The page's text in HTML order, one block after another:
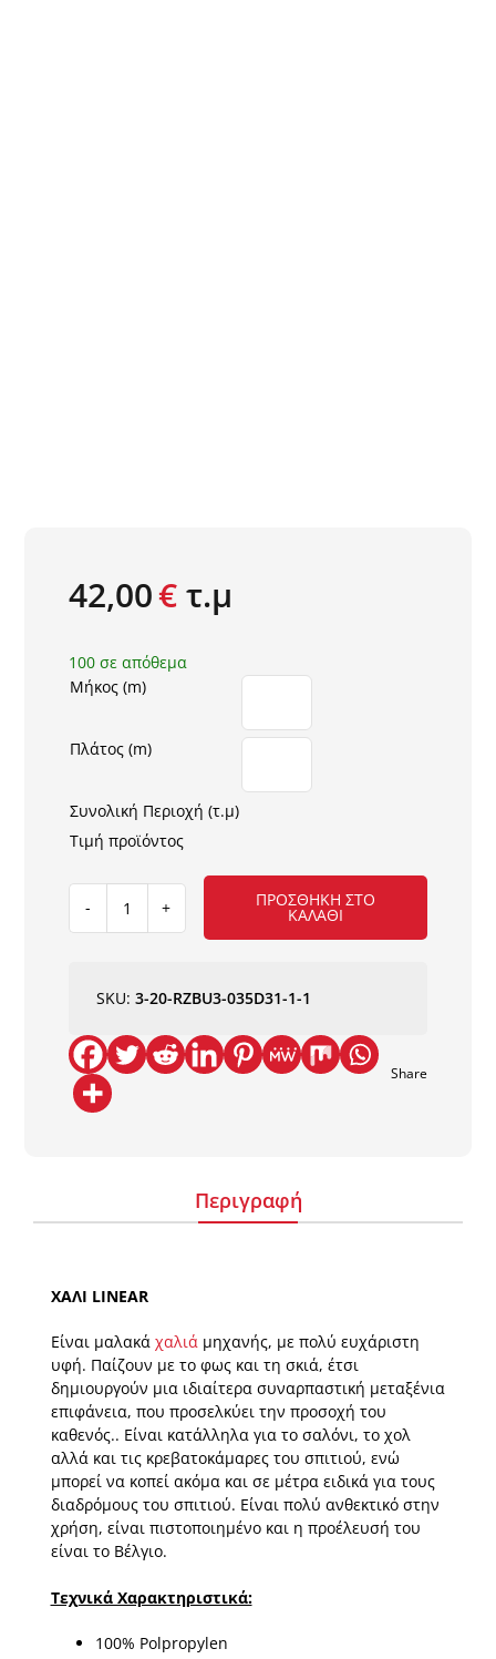
42,00€τ.μ
100 σε απόθεμα
Μήκος (m)
Πλάτος (m)
Συνολική Περιοχή (τ.μ)
Τιμή προϊόντος
ποσότητα
ΠΡΟΣΘΉΚΗ ΣΤΟ
ΚΑΛΆΘΙ
SKU:3-20-RZBU3-035D31-1-1
Share
Περιγραφή
ΧΑΛΙ LINEAR
Είναι μαλακά χαλιάμηχανής, με πολύ ευχάριστη
υφή. Παίζουν με το φως και τη σκιά, έτσι
δημιουργούν μια ιδιαίτερα συναρπαστική μεταξένια
επιφάνεια, που προσελκύει την προσοχή του
καθενός.. Είναι κατάλληλα για το σαλόνι, το χολ
αλλά και τις κρεβατοκάμαρες του σπιτιού, ενώ
μπορεί να κοπεί ακόμα και σε μέτρα ειδικά για τους
διαδρόμους του σπιτιού. Είναι πολύ ανθεκτικό στην
χρήση, είναι πιστοποιημένο και η προέλευσή του
είναι το Βέλγιο.
Τεχνικά Χαρακτηριστικά:
100% Polpropylen